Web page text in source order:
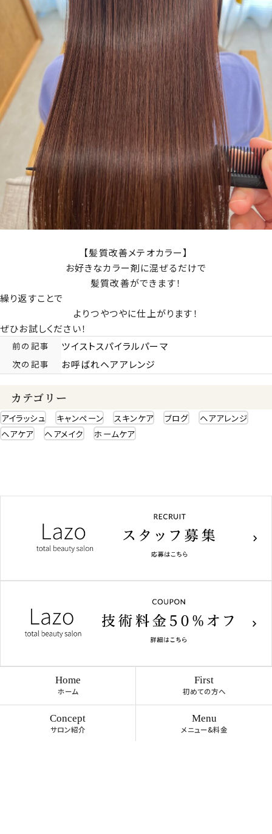
【髪質改善メテオカラー】
お好きなカラー剤に混ぜるだけで
髪質改善ができます！
繰り返すことで
よりつやつやに仕上がります！
ぜひお試しください！
前の記事 ツイストスパイラルパーマ
次の記事 お呼ばれヘアアレンジ
カテゴリー
アイラッシュ キャンペーン スキンケア ブログ
ヘアアレンジ
ヘアケア
ヘアメイク ホームケア
Home
ホーム
First
初めての方へ
Concept
サロン紹介
Menu
メニュー&料金